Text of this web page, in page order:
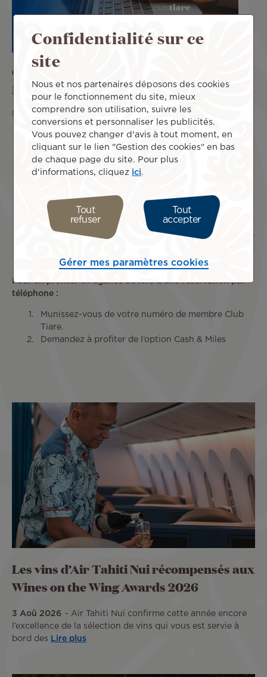
Comment profiter de l’option Cash &
Miles ?
Pour utiliser ce service en ligne :
Réservezen sélectionnant l’onglet Cash & Miles
Connectez-vous à votre compte Club Tiare.
Suivez le processus de réservation habituel, la
sélection du montant en Miles se fait au niveau de
Indiquez le montant de Miles que vous souhaitez
dépenser en utilisant le curseur qui vous indique
l’économie réalisée.
Renseignez votre numéro de carte de crédit pour le
Validez votre paiement.
Pour en profiter en agence ou lors d’une réservation par
téléphone :
Munissez-vous de votre numéro de membre Club
Tiare.
Demandez à profiter de l’option Cash & Miles
Les vins d’Air Tahiti Nui récompensés aux
Wines on the Wing Awards 2026
3 Aoû 2026
Air Tahiti Nui confirme cette année encore
l’excellence de la sélection de vins qui vous est servie à
bord des
Lire plus
Confidentialité sur ce
site
Nous et nos partenaires déposons des cookies
pour le fonctionnement du site, mieux
comprendre son utilisation, suivre les
conversions et personnaliser les publicités.
Vous pouvez changer d'avis à tout moment, en
cliquant sur le lien "Gestion des cookies" en bas
de chaque page du site. Pour plus
d'informations, cliquez ici
Tout
refuser
Tout
accepter
Gérer mes paramètres cookies